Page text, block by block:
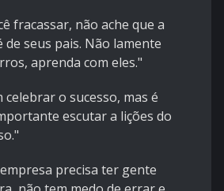
fracassar, não ache que a
de seus pais. Não lamente
aprenda com eles."
celebrar o sucesso, mas é
escutar a lições do
precisa ter gente